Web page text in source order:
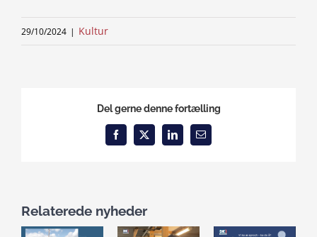
29/10/2024 | Kultur
Del gerne denne fortælling
Facebook
X LinkedInEmail
Relaterede nyheder